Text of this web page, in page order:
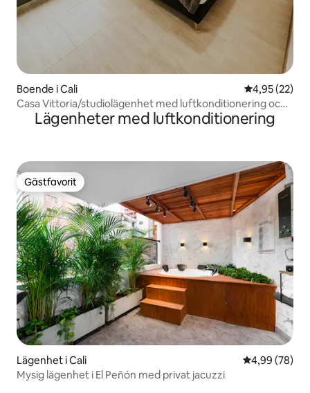
Boende i Cali 4,95 av 5 i
4,95 (22)
Casa Vittoria/studiolägenhet med luftkonditionering och
terrass
Lägenheter med luftkonditionering
Gästfavorit
Gästfavorit
Lägenhet i Cali 4,99 av 5 i
4,99 (78)
Mysig lägenhet i El Peñón med privat jacuzzi